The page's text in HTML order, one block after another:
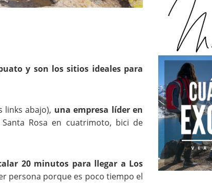
y son los sitios ideales para
links abajo), una empresa líder en
Rosa en cuatrimoto, bici de
20 minutos para llegar a Los
persona porque es poco tiempo el